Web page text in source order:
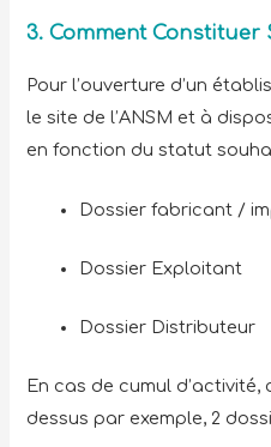
3. Comment Constituer
Pour l’ouverture d’un
le site de l’ANSM et à
en fonction du statut
Dossier fabricant /
Dossier Exploitant
Dossier Distributeur
En cas de cumul
dessus par exemple, 2